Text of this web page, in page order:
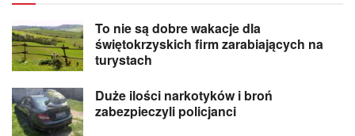
To nie są dobre wakacje dla
świętokrzyskich firm zarabiających na
turystach
Duże ilości narkotyków i broń
zabezpieczyli policjanci